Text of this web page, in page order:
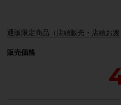
販売価格
通販限定商品（店頭販売・店頭お渡